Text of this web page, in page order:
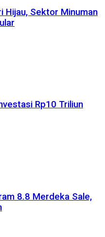
Hijau, Sektor Minuman
Rp10 Triliun
8.8 Merdeka Sale,